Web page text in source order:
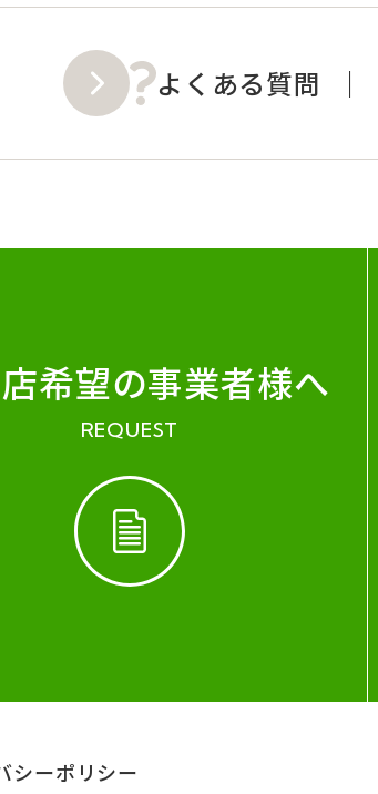
よくある質問
希望の事業者様へ
REQUEST
シーポリシー